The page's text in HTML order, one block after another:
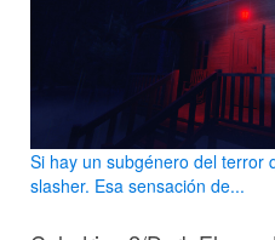
Si hay un subgénero del terror
slasher. Esa sensación de...